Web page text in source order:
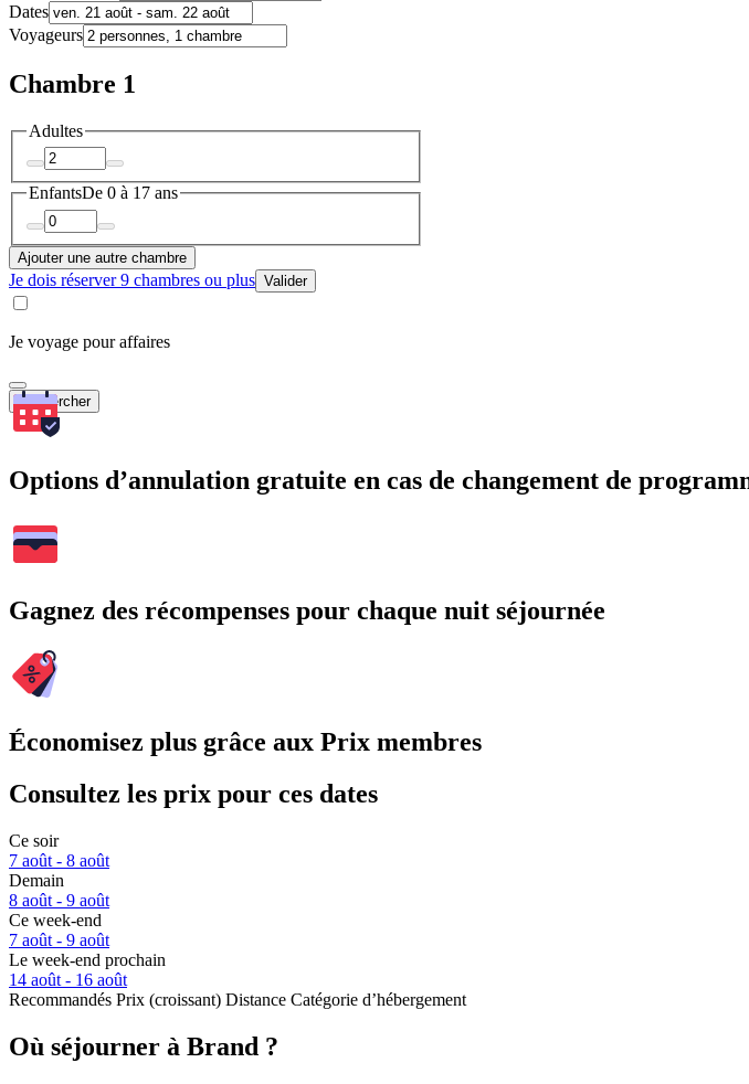
Dates
Voyageurs
Chambre 1
Adultes
EnfantsDe 0 à 17 ans
Ajouter une autre chambre
Je dois réserver 9 chambres ou plus Valider
Je voyage pour affaires
Rechercher
Options d’annulation gratuite en cas de changement de
Gagnez des récompenses pour chaque nuit séjournée
Économisez plus grâce aux Prix membres
Consultez les prix pour ces dates
Ce soir
7 août - 8 août
Demain
8 août - 9 août
Ce week-end
7 août - 9 août
Le week-end prochain
14 août - 16 août
Recommandés Prix (croissant) Distance Catégorie d’hébergement
Où séjourner à Brand ?